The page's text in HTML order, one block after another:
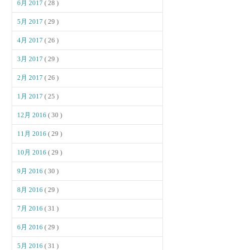
6月 2017( 28 )
5月 2017( 29 )
4月 2017( 26 )
3月 2017( 29 )
2月 2017( 26 )
1月 2017( 25 )
12月 2016( 30 )
11月 2016( 29 )
10月 2016( 29 )
9月 2016( 30 )
8月 2016( 29 )
7月 2016( 31 )
6月 2016( 29 )
5月 2016( 31 )